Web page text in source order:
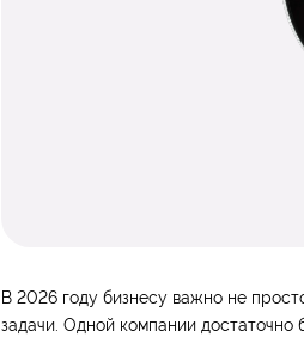
В 2026 году бизнесу важно не
задачи. Одной компании достаточно